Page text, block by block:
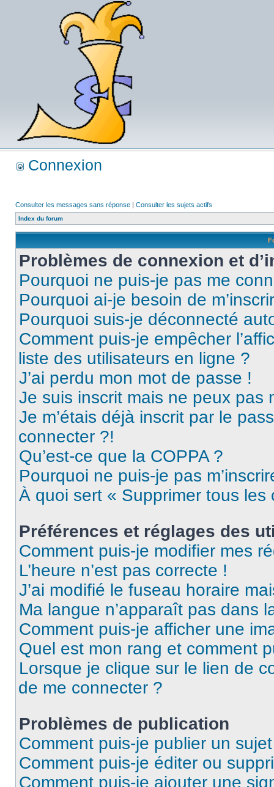
Connexion
Consulter les messages sans réponse | Consulter les sujets actifs
Index du forum
Problèmes de connexion et
Pourquoi ne puis-je pas me
Pourquoi ai-je besoin de
Pourquoi suis-je déconnecté
Comment puis-je empêcher
liste des utilisateurs en ligne ?
J’ai perdu mon mot de passe !
Je suis inscrit mais ne peux pas
Je m’étais déjà inscrit par le
connecter ?!
Qu’est-ce que la COPPA ?
Pourquoi ne puis-je pas
À quoi sert « Supprimer tous les
Préférences et réglages des
Comment puis-je modifier mes
L’heure n’est pas correcte !
J’ai modifié le fuseau horaire
Ma langue n’apparaît pas dans
Comment puis-je afficher une
Quel est mon rang et comment
Lorsque je clique sur le lien de
de me connecter ?
Problèmes de publication
Comment puis-je publier un
Comment puis-je éditer ou
Comment puis-je ajouter une